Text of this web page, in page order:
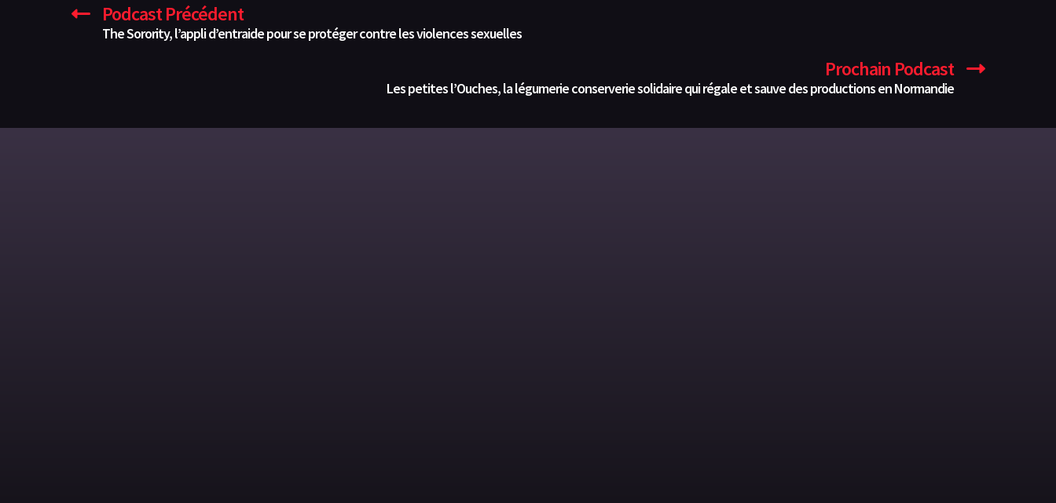
Podcast Précédent
The Sorority, l’appli d’entraide pour se protéger contre les violences sexuelles
Prochain Podcast
Les petites l’Ouches, la légumerie conserverie solidaire qui régale et sauve des productions en Normandie